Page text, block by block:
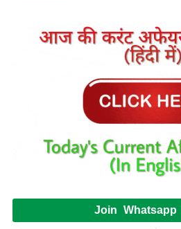
Join Whatsapp